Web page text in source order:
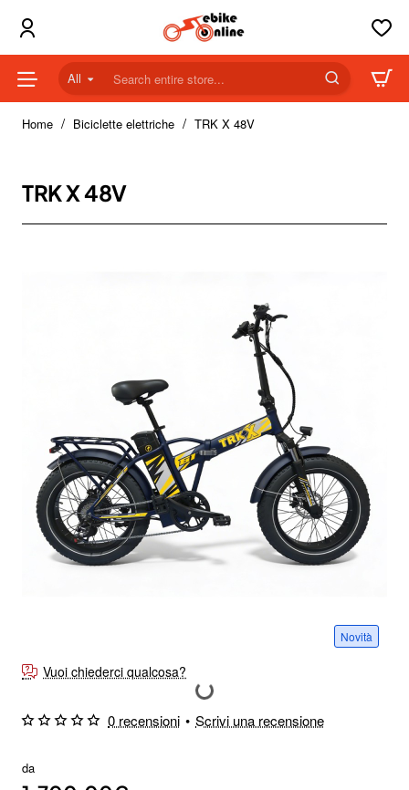
All
Search
entire
store...
Home homeBiciclette elettriche TRK X 48V
TRK X 48V
Novità
Vuoi chiederci qualcosa?
0 recensioni • Scrivi una recensione
da